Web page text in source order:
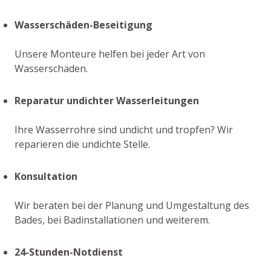
Wasserschäden-Beseitigung
Unsere Monteure helfen bei jeder Art von
Wasserschäden.
Reparatur undichter Wasserleitungen
Ihre Wasserrohre sind undicht und tropfen? Wir
reparieren die undichte Stelle.
Konsultation
Wir beraten bei der Planung und Umgestaltung des
Bades, bei Badinstallationen und weiterem.
24-Stunden-Notdienst